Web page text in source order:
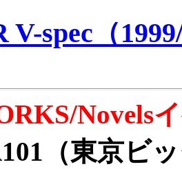
V-spec（
Novels
（東京ビ